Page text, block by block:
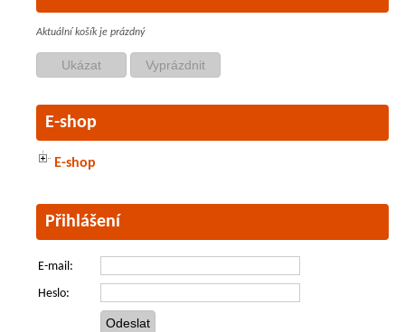
Aktuální košík je prázdný
E-shop
E-shop
Přihlášení
E-mail:
Heslo: